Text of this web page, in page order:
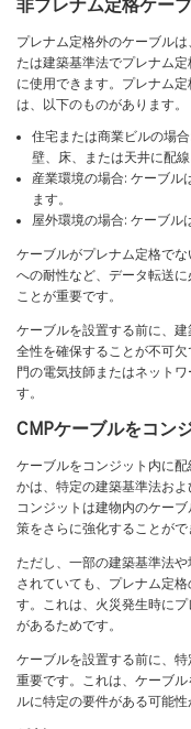
非プレナム定格ケー
プレナム定格外のケーブル
たは建築基準法でプレナム
に使用できます。プレナム
は、以下のものがあります。
住宅または商業ビルの場
壁、床、または天井に配線
産業環境の場合: ケーブル
ます。
屋外環境の場合: ケーブル
ケーブルがプレナム定格で
への耐性など、データ転送
ことが重要です。
ケーブルを設置する前に、
全性を確保することが不可
門の電気技師またはネット
す。
CMPケーブルをコン
ケーブルをコンジット内に
かは、特定の建築基準法およ
コンジットは建物内のケー
策をさらに強化することがで
ただし、一部の建築基準法
されていても、プレナム定
す。これは、火災発生時に
があるためです。
ケーブルを設置する前に、
重要です。これは、ケーブ
ルに特定の要件がある可能性